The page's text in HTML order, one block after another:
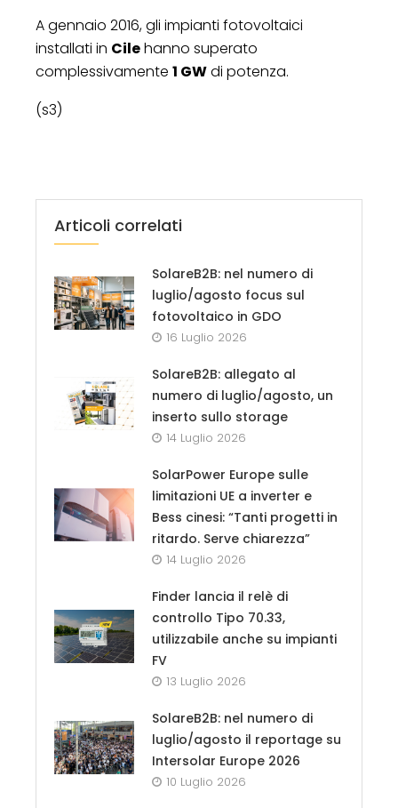
A gennaio 2016, gli impianti fotovoltaici
installati in Cilehanno superato
complessivamente 1 GWdi potenza.
(s3)
Articoli correlati
SolareB2B: nel numero di
luglio/agosto focus sul
fotovoltaico in GDO
16 Luglio 2026
SolareB2B: allegato al
numero di luglio/agosto, un
inserto sullo storage
14 Luglio 2026
SolarPower Europe sulle
limitazioni UE a inverter e
Bess cinesi: “Tanti progetti in
ritardo. Serve chiarezza”
14 Luglio 2026
Finder lancia il relè di
controllo Tipo 70.33,
utilizzabile anche su impianti
FV
13 Luglio 2026
SolareB2B: nel numero di
luglio/agosto il reportage su
Intersolar Europe 2026
10 Luglio 2026